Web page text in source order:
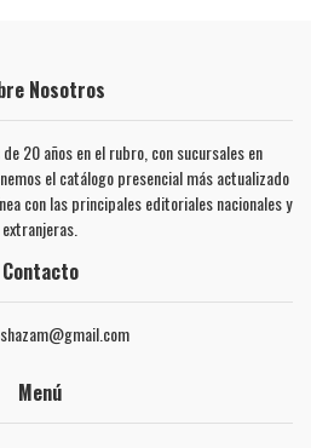
Nosotros
20 años en el rubro, con sucursales en
el catálogo presencial más actualizado
con las principales editoriales nacionales y
extranjeras.
Contacto
Menú